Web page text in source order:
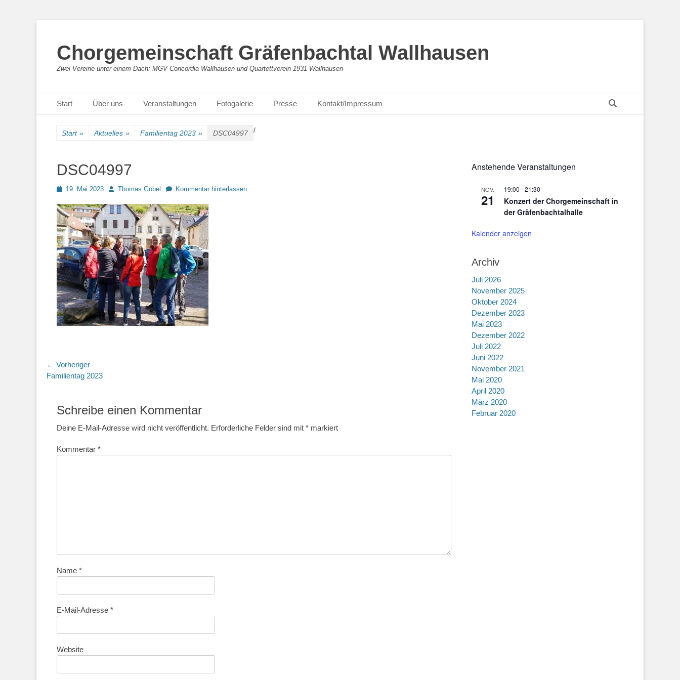
Chorgemeinschaft Gräfenbachtal Wallhausen
Zwei Vereine unter einem Dach: MGV Concordia Wallhausen und Quartettverein 1931 Wallhausen
Primäres Menü
Inhalt
Start Über uns Veranstaltungen Fotogalerie Presse Kontakt/Impressum
Start » Aktuelles » /
Familientag 2023 » DSC04997
DSC04997
Posted19. Mai 2023 AutorThomas Göbel Kommentar hinterlassen
Beitragsnavigation
← Vorheriger
Vorheriger
Familientag 2023
Schreibe einen Kommentar
Deine E-Mail-Adresse wird nicht veröffentlicht. Erforderliche Felder sind mit * markiert
Kommentar *
Name *
E-Mail-Adresse *
Website
Anstehende Veranstaltungen
NOV.
21
19:00 -21:30
Konzert der Chorgemeinschaft in
der Gräfenbachtalhalle
Kalender anzeigen
Archiv
Juli 2026
November 2025
Oktober 2024
Dezember 2023
Mai 2023
Dezember 2022
Juli 2022
Juni 2022
November 2021
Mai 2020
April 2020
März 2020
Februar 2020